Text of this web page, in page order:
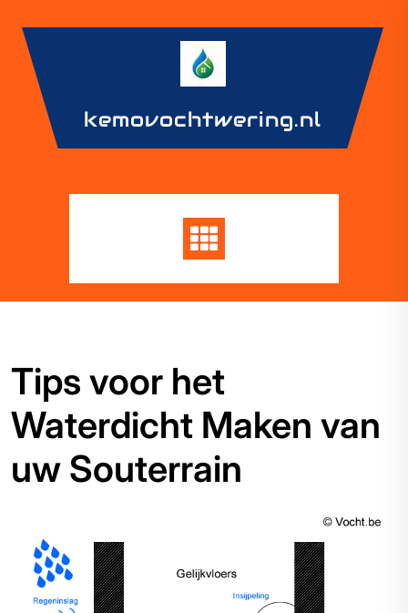
content
kemovochtwering.nl
Tips voor het
Waterdicht Maken van
uw Souterrain